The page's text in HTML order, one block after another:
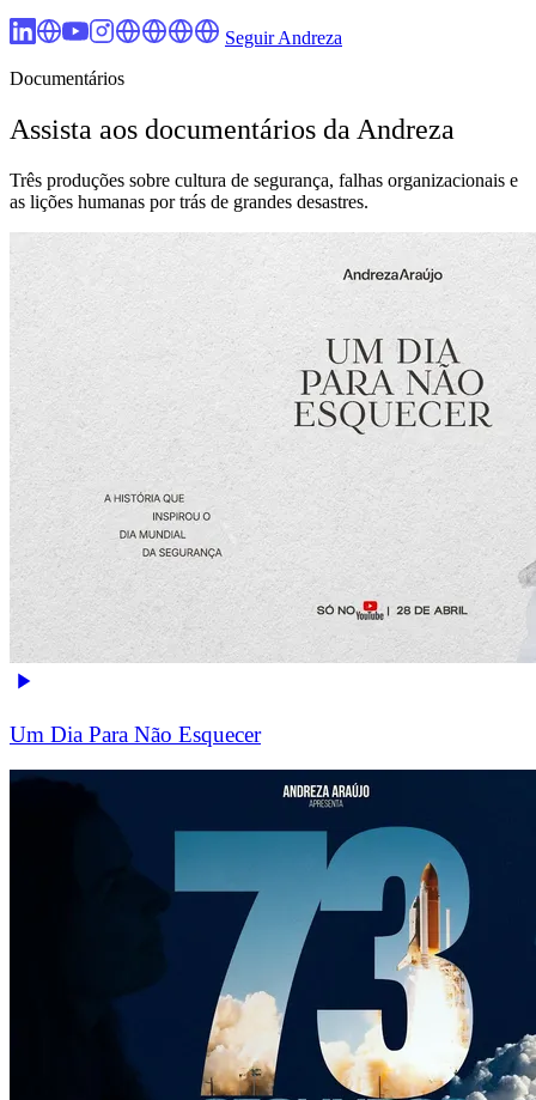
Seguir Andreza
Documentários
Assista aos documentários da Andreza
Três produções sobre cultura de segurança, falhas organizacionais e
as lições humanas por trás de grandes desastres.
Um Dia Para Não Esquecer